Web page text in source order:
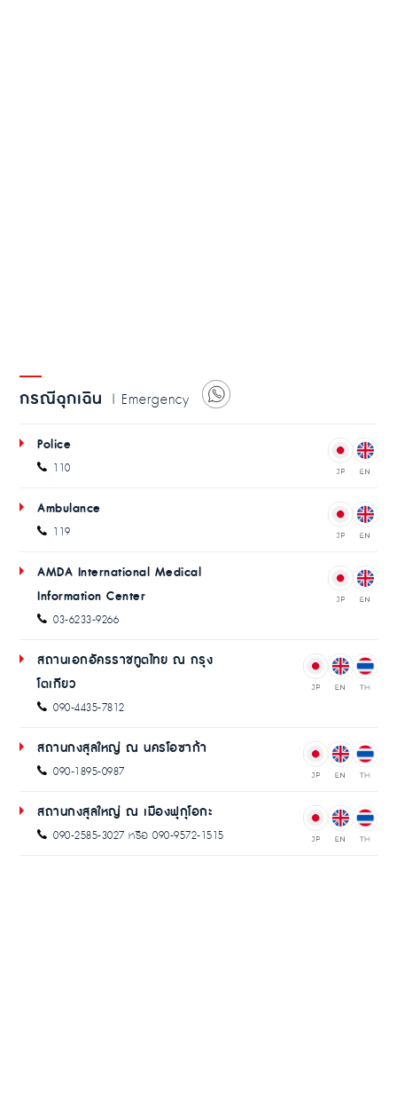
กรณีฉุกเฉิน | Emergency
Police
110
Ambulance
119
AMDA International Medical
Information Center
03-6233-9266
สถานเอกอัครราชทูตไทย ณ กรุง
โตเกียว
090-4435-7812
สถานกงสุลใหญ่ ณ นครโอซาก้า
090-1895-0987
สถานกงสุลใหญ่ ณ เมืองฟุกุโอกะ
090-2585-3027 หรือ 090-9572-1515